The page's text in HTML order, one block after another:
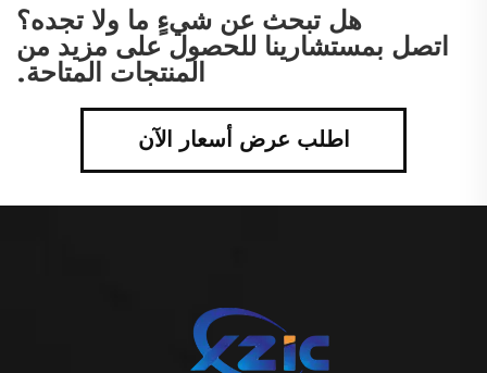
هل تبحث عن شيءٍ ما ولا تجده؟
اتصل بمستشارينا للحصول على مزيد من
المنتجات المتاحة.
اطلب عرض أسعار الآن